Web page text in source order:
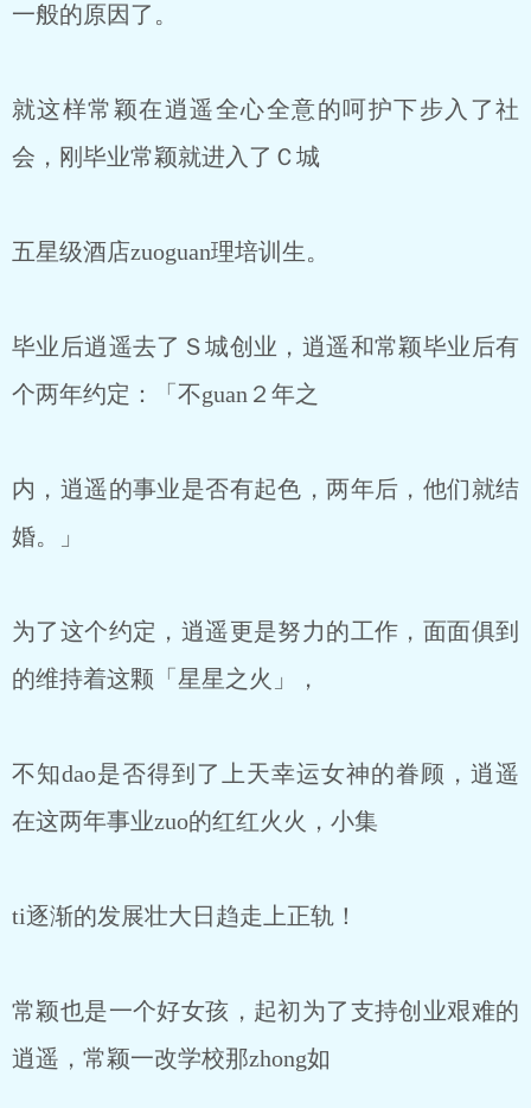
一般的原因了。
就这样常颖在逍遥全心全意的呵护下步入了社
会，刚毕业常颖就进入了Ｃ城
五星级酒店zuoguan理培训生。
毕业后逍遥去了Ｓ城创业，逍遥和常颖毕业后有
个两年约定：「不guan２年之
内，逍遥的事业是否有起色，两年后，他们就结
婚。」
为了这个约定，逍遥更是努力的工作，面面俱到
的维持着这颗「星星之火」，
不知dao是否得到了上天幸运女神的眷顾，逍遥
在这两年事业zuo的红红火火，小集
ti逐渐的发展壮大日趋走上正轨！
常颖也是一个好女孩，起初为了支持创业艰难的
逍遥，常颖一改学校那zhong如